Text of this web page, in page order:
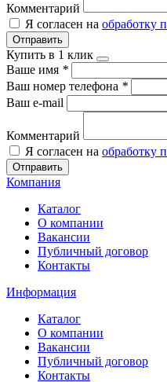
Комментарий
Я согласен на обработку
Отправить
Купить в 1 клик
Ваше имя *
Ваш номер телефона *
Ваш e-mail
Комментарий
Я согласен на обработку
Отправить
Компания
Каталог
О компании
Вакансии
Публичный договор
Контакты
Информация
Каталог
О компании
Вакансии
Публичный договор
Контакты